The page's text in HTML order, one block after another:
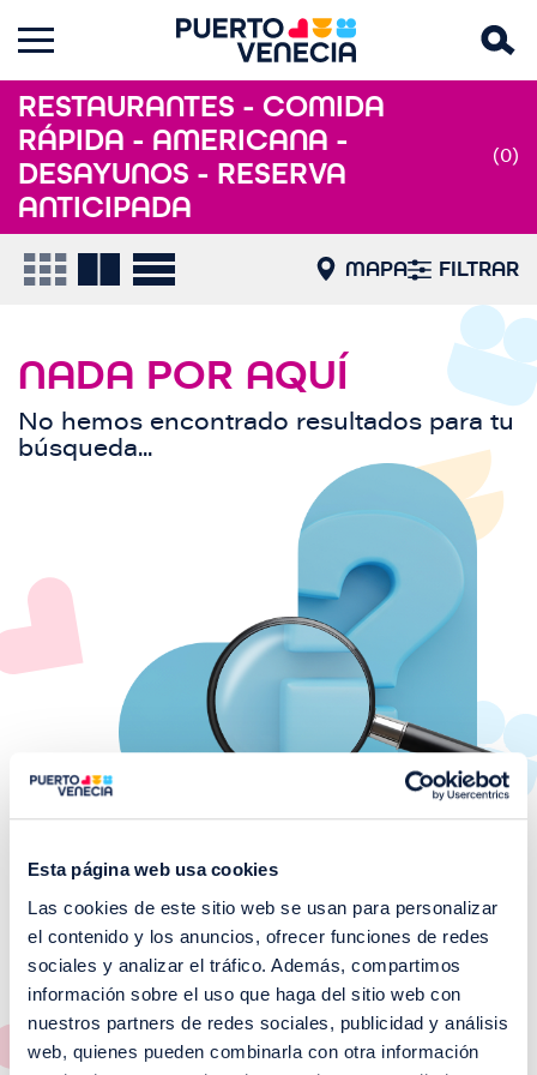
Esta página web usa cookies
Las cookies de este sitio web se usan para personalizar
el contenido y los anuncios, ofrecer funciones de redes
sociales y analizar el tráfico. Además, compartimos
información sobre el uso que haga del sitio web con
nuestros partners de redes sociales, publicidad y análisis
web, quienes pueden combinarla con otra información
RESTAURANTES - COMIDA
RÁPIDA - AMERICANA -
DESAYUNOS - RESERVA
ANTICIPADA
(0)
MAPA FILTRAR
NADA POR AQUÍ
No hemos encontrado resultados para tu
búsqueda...
¡No te pierdas nuestros
EVENTOS!
Ver todos >